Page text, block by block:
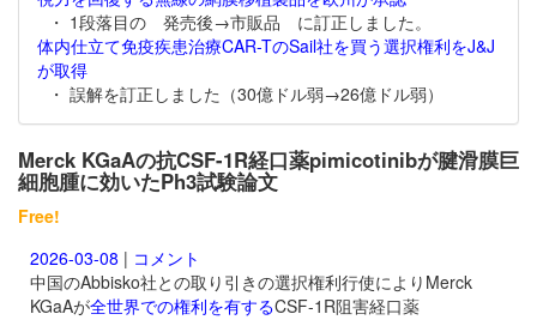
・ 1段落目の 発売後→市販品 に訂正しました。
体内仕立て免疫疾患治療CAR-TのSail社を買う選択権利をJ&J
が取得
・ 誤解を訂正しました（30億ドル弱→26億ドル弱）
Merck KGaAの抗CSF-1R経口薬pimicotinibが腱滑膜巨
細胞腫に効いたPh3試験論文
Free!
2026-03-08 | コメント
中国のAbbisko社との取り引きの選択権利行使によりMerck
KGaAが全世界での権利を有するCSF-1R阻害経口薬